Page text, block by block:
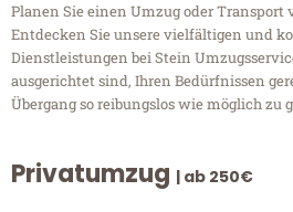
Planen Sie einen Umzug oder
Entdecken Sie unsere vielfältigen und
Dienstleistungen bei Stein
ausgerichtet sind, Ihren Bedürfnissen
Übergang so reibungslos wie möglich zu
Privatumzug | ab 250€